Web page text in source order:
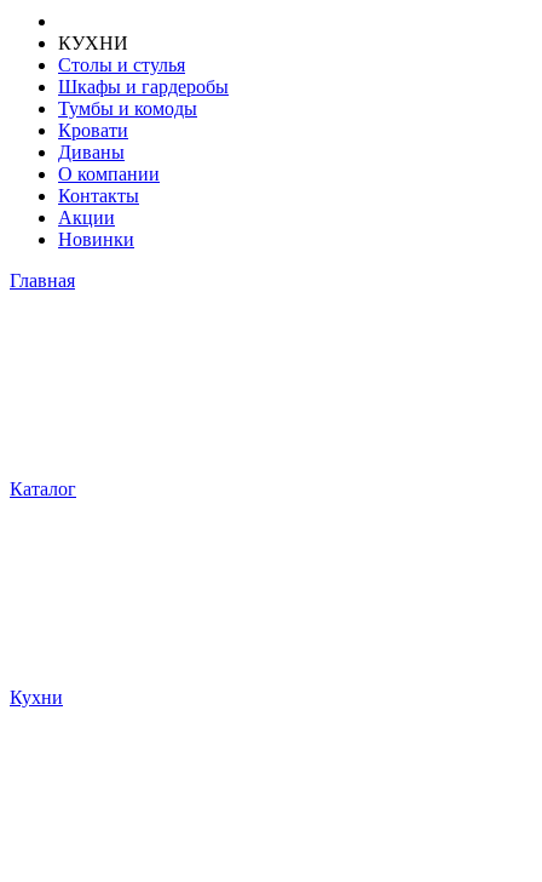
КУХНИ
Столы и стулья
Шкафы и гардеробы
Тумбы и комоды
Кровати
Диваны
О компании
Контакты
Акции
Новинки
Главная
Каталог
Кухни